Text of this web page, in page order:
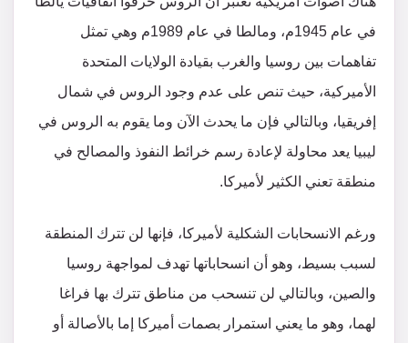
في عام 1945م، ومالطا في عام 1989م وهي تمثل
تفاهمات بين روسيا والغرب بقيادة الولايات المتحدة
الأميركية، حيث تنص على عدم وجود الروس في شمال
إفريقيا، وبالتالي فإن ما يحدث الآن وما يقوم به الروس في
ليبيا يعد محاولة لإعادة رسم خرائط النفوذ والمصالح في
منطقة تعني الكثير لأميركا.
ورغم الانسحابات الشكلية لأميركا، فإنها لن تترك المنطقة
لسبب بسيط، وهو أن انسحاباتها تهدف لمواجهة روسيا
والصين، وبالتالي لن تنسحب من مناطق تترك بها فراغا
لهما، وهو ما يعني استمرار بصمات أميركا إما بالأصالة أو